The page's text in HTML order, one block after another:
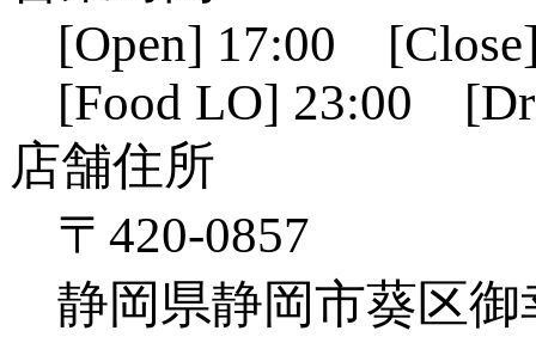
[Open] 17:00
[Food LO] 23:00
店舗住所
〒420-0857
静岡県静岡市葵区御